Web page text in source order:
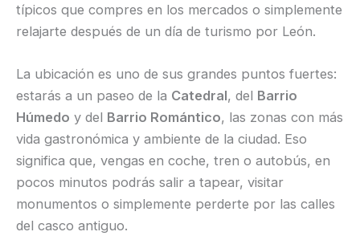
típicos que compres en los mercados o simplemente
relajarte después de un día de turismo por León.
La ubicación es uno de sus grandes puntos fuertes:
estarás a un paseo de la Catedral, del Barrio
Húmedo y del Barrio Romántico, las zonas con más
vida gastronómica y ambiente de la ciudad. Eso
significa que, vengas en coche, tren o autobús, en
pocos minutos podrás salir a tapear, visitar
monumentos o simplemente perderte por las calles
del casco antiguo.